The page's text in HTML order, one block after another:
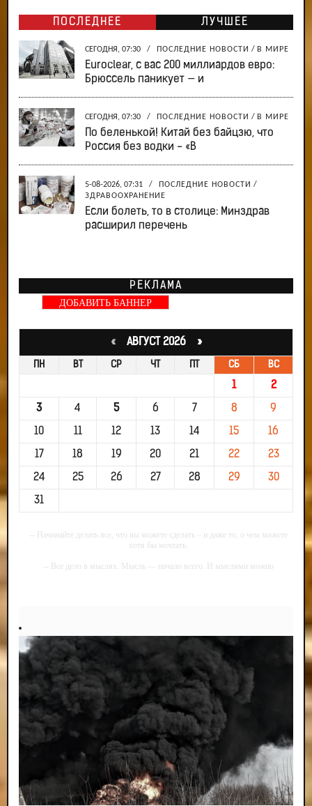
ПОСЛЕДНЕЕ ЛУЧШЕЕ
СЕГОДНЯ, 07:30 / ПОСЛЕДНИЕ НОВОСТИ / В МИРЕ
Euroclear, с вас 200 миллиардов евро:
Брюссель паникует — и
СЕГОДНЯ, 07:30 / ПОСЛЕДНИЕ НОВОСТИ / В МИРЕ
По беленькой! Китай без байцзю, что
Россия без водки - «В
5-08-2026, 07:31 / ПОСЛЕДНИЕ НОВОСТИ /
ЗДРАВООХРАНЕНИЕ
Если болеть, то в столице: Минздрав
расширил перечень
РЕКЛАМА
ДОБАВИТЬ БАННЕР
«АВГУСТ 2026 »
ПН ВТ СР ЧТ ПТ СБ ВС
1 2
3 4 5 6 7 8 9
10 11 12 13 14 15 16
17 18 19 20 21 22 23
24 25 26 27 28 29 30
31
-- Начинайте делать все, что вы можете сделать – и даже то, о чем можете
хотя бы мечтать.
-- Все дело в мыслях. Мысль — начало всего. И мыслями можно
-- Самое большое богатство — это ум. Самая большая нищета — глупость.
Из всех страхов самый пугающий — самолюбование.
-- Лучшее, что можно сделать с хорошим советом, это пропустить его
мимо ушей. Он никогда не бывает полезен никому, кроме того, кто его дал.
-- Люблю давать советы и очень не люблю, когда их дают мне.